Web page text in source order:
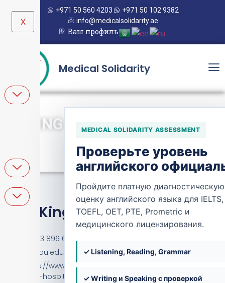
+971 50 560 4203
+971 50 102 9382
info@medicalsolidarity.ae
Ваш профиль
Medical Solidarity
MEDICAL SOLIDARITY ASSESSMENT
Проверьте уровень
английского
Пройдите платную диагностическую
оценку английского языка для IELTS,
TOEFL, OET, PTE, Prometric и
медицинского лицензирования.
✓ Listening, Reading, Grammar
✓ Writing и Speaking с проверкой
X
KING FAHD UNIVERSITY
King Fahd University
Hospital
966 13 896 6666 / 966 13 895 7999
pr@iau.edu.sa
https://www.iau.edu.sa/en/university-hospitals/king-
fahd-hospital-of-the-university